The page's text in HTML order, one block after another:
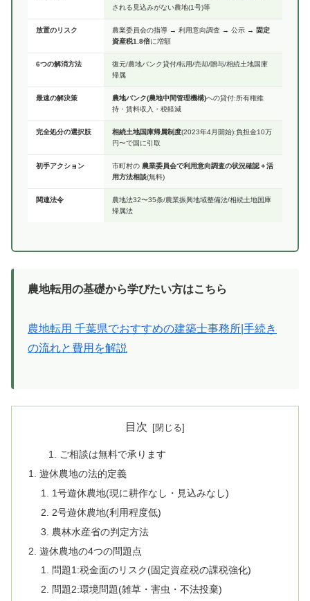
される見込みがない農地(1号)等
放置のリスク 農業委員会の指導 → 利用意向調査 → 公示 →
固定
資産税1.8倍に増額
6つの解消方法
復元/農地バンク貸付/転用/売却/贈与/相続土地国庫
帰属
最速の解決策 農地バンク(農地中間管理機構)への貸付:所有権維
持・賃料収入・税軽減
完全処分の選択肢 相続土地国庫帰属制度(2023年4月開始):負担金10万
円〜で国に引取
初手アクション 市町村の 農業委員会で利用意向調査の状況確認＋活
用方法相談(無料)
関連法令
農地法32〜35条/農業振興地域整備法/相続土地国庫
帰属法
農地転用の基礎から学びたい方はこちら
農地転用 千葉県でおすすめの建築士事務所|手続き
の流れと費用を解説
目次
ご相談は無料で承ります
遊休農地の法的定義
1号遊休農地(現に耕作なし・見込みなし)
2号遊休農地(利用程度低)
農林水産省の判定方法
遊休農地の4つの問題点
問題1:税金面のリスク(固定資産税の課税強化)
問題2:環境問題(雑草・害虫・不法投棄)